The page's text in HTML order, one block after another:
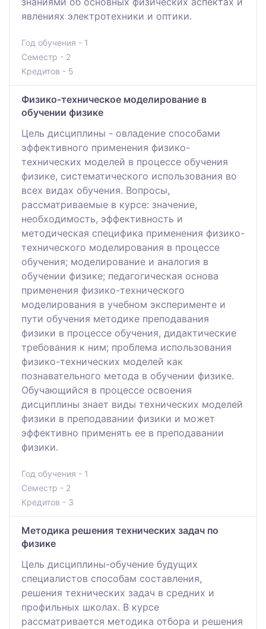
явлениях электротехники и оптики.
Год обучения - 1
Семестр - 2
Кредитов - 5
Физико-техническое моделирование в
обучении физике
Цель дисциплины - овладение способами
эффективного применения физико-
технических моделей в процессе обучения
физике, систематического использования во
всех видах обучения. Вопросы,
рассматриваемые в курсе: значение,
необходимость, эффективность и
методическая специфика применения физико-
технического моделирования в процессе
обучения; моделирование и аналогия в
обучении физике; педагогическая основа
применения физико-технического
моделирования в учебном эксперименте и
пути обучения методике преподавания
физики в процессе обучения, дидактические
требования к ним; проблема использования
физико-технических моделей как
познавательного метода в обучении физике.
Обучающийся в процессе освоения
дисциплины знает виды технических моделей
физики в преподавании физики и может
эффективно применять ее в преподавании
физики.
Год обучения - 1
Семестр - 2
Кредитов - 3
Методика решения технических задач по
физике
Цель дисциплины-обучение будущих
специалистов способам составления,
решения технических задач в средних и
профильных школах. В курсе
рассматривается методика отбора и решения